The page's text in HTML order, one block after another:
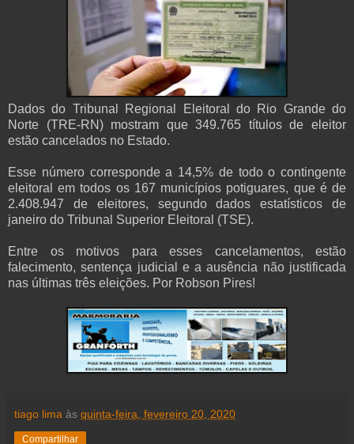
Dados do Tribunal Regional Eleitoral do Rio Grande do
Norte (TRE-RN) mostram que 349.765 títulos de eleitor
estão cancelados no Estado.
Esse número corresponde a 14,5% de todo o contingente
eleitoral em todos os 167 municípios potiguares, que é de
2.408.947 de eleitores, segundo dados estatísticos de
janeiro do Tribunal Superior Eleitoral (TSE).
Entre os motivos para esses cancelamentos, estão
falecimento, sentença judicial e a ausência não justificada
nas últimas três eleições. Por Robson Pires!
tiago lima às quinta-feira, fevereiro 20, 2020
Compartilhar